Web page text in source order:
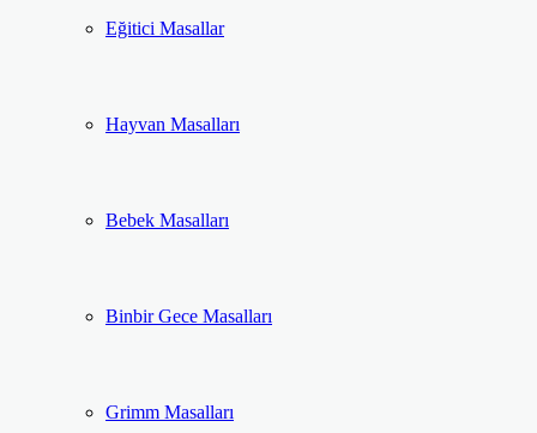
Eğitici Masallar
Hayvan Masalları
Bebek Masalları
Binbir Gece Masalları
Grimm Masalları